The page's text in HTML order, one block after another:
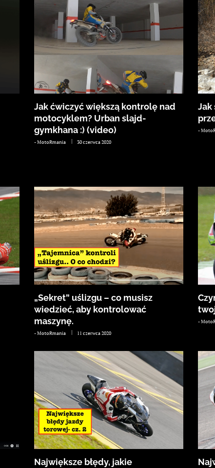
Jak ćwiczyć większą kontrolę nad
motocyklem? Urban slajd-
gymkhana :) (video)
-MotoRmania 30 czerwca 2020
Jak
-
„Sekret” uślizgu – co musisz
wiedzieć, aby kontrolować
maszynę.
-MotoRmania 11 czerwca 2020
-
Największe błędy, jakie